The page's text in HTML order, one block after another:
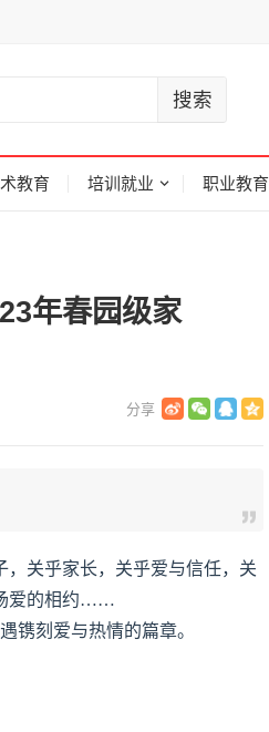
教育 培训就业 职业教育
年春园级家
关乎家长，关乎爱与信任，关
爱的相约……
镌刻爱与热情的篇章。